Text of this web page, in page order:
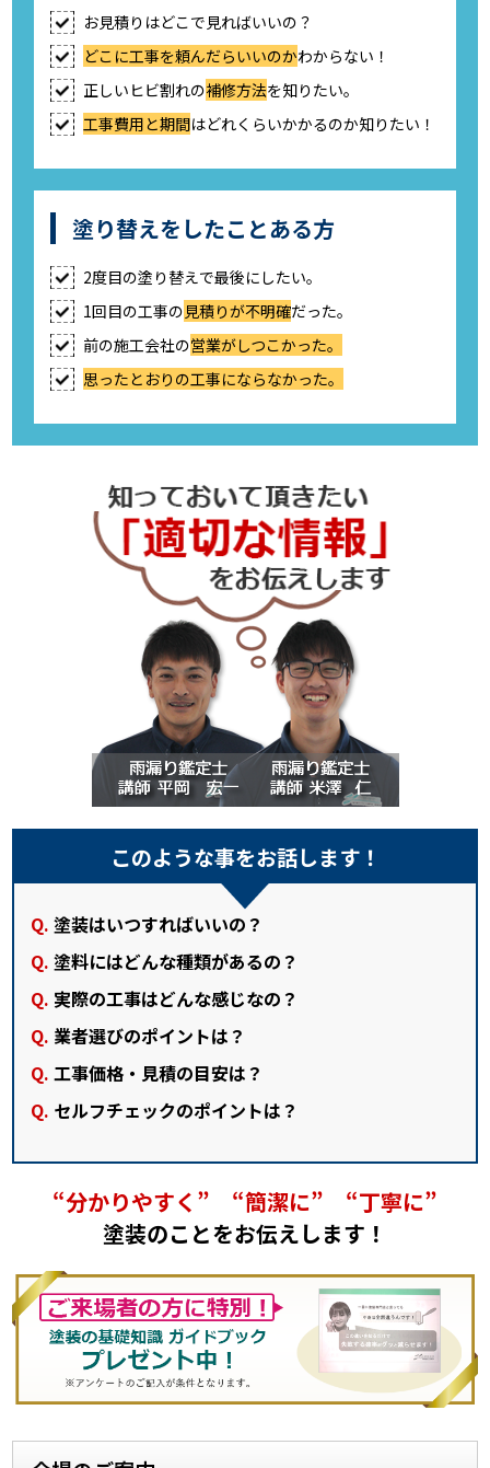
お見積りはどこで見ればいいの？
どこに工事を頼んだらいいのかわからない！
正しいヒビ割れの補修方法を知りたい。
工事費用と期間はどれくらいかかるのか知りたい！
塗り替えをしたことある方
2度目の塗り替えで最後にしたい。
1回目の工事の 見積りが不明確だった。
前の施工会社の営業がしつこかった。
思ったとおりの工事にならなかった。
このような事をお話します！
塗装はいつすればいいの？
塗料にはどんな種類があるの？
実際の工事はどんな感じなの？
業者選びのポイントは？
工事価格・見積の目安は？
セルフチェックのポイントは？
“分かりやすく” “簡潔に” “丁寧に”
塗装のことをお伝えします！